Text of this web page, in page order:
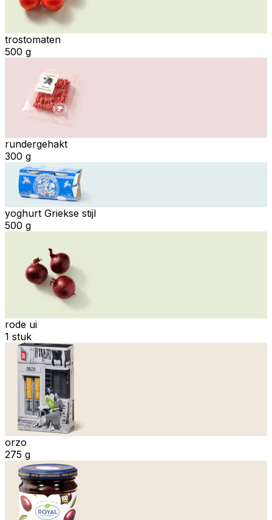
trostomaten
500 g
rundergehakt
300 g
yoghurt Griekse stijl
500 g
rode ui
1 stuk
orzo
275 g